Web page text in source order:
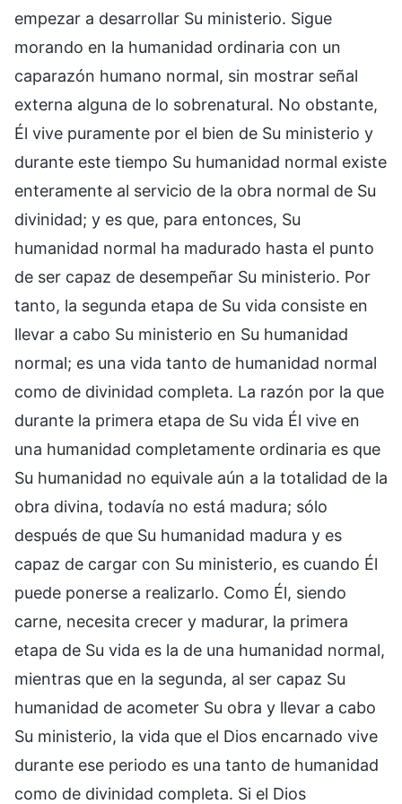
empezar a desarrollar Su ministerio. Sigue
morando en la humanidad ordinaria con un
caparazón humano normal, sin mostrar señal
externa alguna de lo sobrenatural. No obstante,
Él vive puramente por el bien de Su ministerio y
durante este tiempo Su humanidad normal existe
enteramente al servicio de la obra normal de Su
divinidad; y es que, para entonces, Su
humanidad normal ha madurado hasta el punto
de ser capaz de desempeñar Su ministerio. Por
tanto, la segunda etapa de Su vida consiste en
llevar a cabo Su ministerio en Su humanidad
normal; es una vida tanto de humanidad normal
como de divinidad completa. La razón por la que
durante la primera etapa de Su vida Él vive en
una humanidad completamente ordinaria es que
Su humanidad no equivale aún a la totalidad de la
obra divina, todavía no está madura; sólo
después de que Su humanidad madura y es
capaz de cargar con Su ministerio, es cuando Él
puede ponerse a realizarlo. Como Él, siendo
carne, necesita crecer y madurar, la primera
etapa de Su vida es la de una humanidad normal,
mientras que en la segunda, al ser capaz Su
humanidad de acometer Su obra y llevar a cabo
Su ministerio, la vida que el Dios encarnado vive
durante ese periodo es una tanto de humanidad
como de divinidad completa. Si el Dios